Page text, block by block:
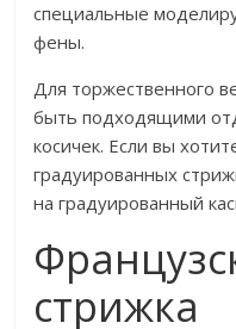
специальные
фены.
Для торжественного
быть подходящими
косичек. Если вы
градуированных
на градуированный
стрижка